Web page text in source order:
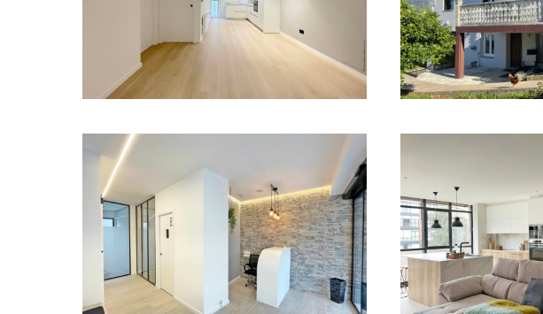
(Tolosa) de entrada y